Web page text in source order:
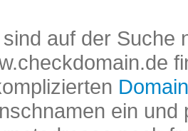
auf der Suche
ein und